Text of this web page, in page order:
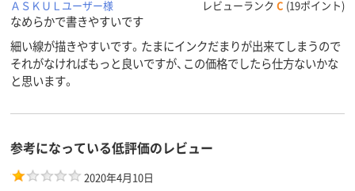
ＡＳＫＵＬユーザー様 レビューランク C (19ポイント)
なめらかで書きやすいです
細い線が描きやすいです。たまにインクだまりが出来てしまうので
それがなければもっと良いですが、この価格でしたら仕方ないかな
と思います。
参考になっている低評価のレビュー
2020年4月10日